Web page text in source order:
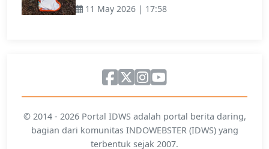
11 May 2026 | 17:58
© 2014 - 2026 Portal IDWS adalah portal berita daring,
bagian dari komunitas INDOWEBSTER (IDWS) yang
terbentuk sejak 2007.